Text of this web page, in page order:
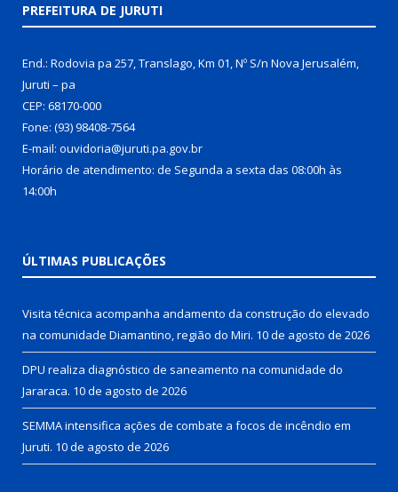
PREFEITURA DE JURUTI
End.: Rodovia pa 257, Translago, Km 01, Nº S/n Nova Jerusalém,
Juruti – pa
CEP: 68170-000
Fone: (93) 98408-7564
E-mail: ouvidoria@juruti.pa.gov.br
Horário de atendimento: de Segunda a sexta das 08:00h às
14:00h
ÚLTIMAS PUBLICAÇÕES
Visita técnica acompanha andamento da construção do elevado
na comunidade Diamantino, região do Miri. 10 de agosto de 2026
DPU realiza diagnóstico de saneamento na comunidade do
Jararaca. 10 de agosto de 2026
SEMMA intensifica ações de combate a focos de incêndio em
Juruti. 10 de agosto de 2026